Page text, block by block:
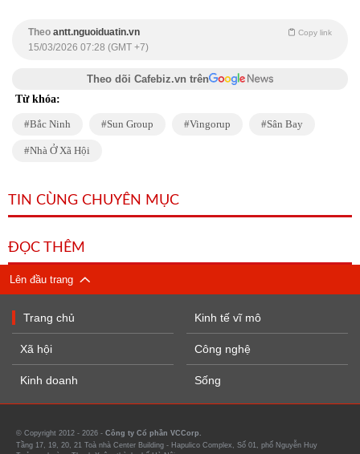
Theo antt.nguoiduatin.vn Copy link
15/03/2026 07:28 (GMT +7)
Theo dõi Cafebiz.vn trên
Từ khóa:
Bắc Ninh Sun Group Vingorup Sân Bay
Nhà Ở Xã Hội
TIN CÙNG CHUYÊN MỤC
ĐỌC THÊM
Lên đầu trang
Trang chủ
Xã hội
Kinh doanh
Kinh tế vĩ mô
Công nghệ
Sống
© Copyright 2012 - 2026 - Công ty Cổ phần VCCorp.
Tầng 17, 19, 20, 21 Toà nhà Center Building - Hapulico Complex, Số 01, phố Nguyễn Huy